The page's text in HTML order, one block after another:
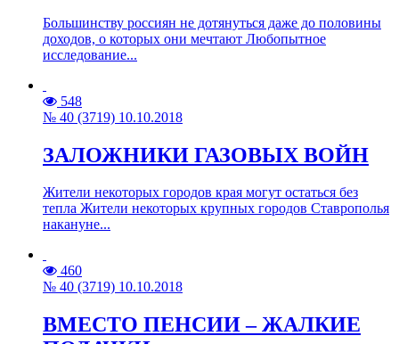
Большинству россиян не дотянуться даже до половины
доходов, о которых они мечтают Любопытное
исследование...
548
№ 40 (3719) 10.10.2018
ЗАЛОЖНИКИ ГАЗОВЫХ ВОЙН
Жители некоторых городов края могут остаться без
тепла Жители некоторых крупных городов Ставрополья
накануне...
460
№ 40 (3719) 10.10.2018
ВМЕСТО ПЕНСИИ – ЖАЛКИЕ